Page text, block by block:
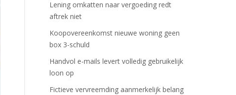
Lening omkatten naar vergoeding redt
aftrek niet
Koopovereenkomst nieuwe woning geen
box 3-schuld
Handvol e-mails levert volledig gebruikelijk
loon op
Fictieve vervreemding aanmerkelijk belang